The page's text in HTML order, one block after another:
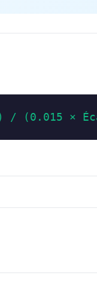
/ (0.015 ×